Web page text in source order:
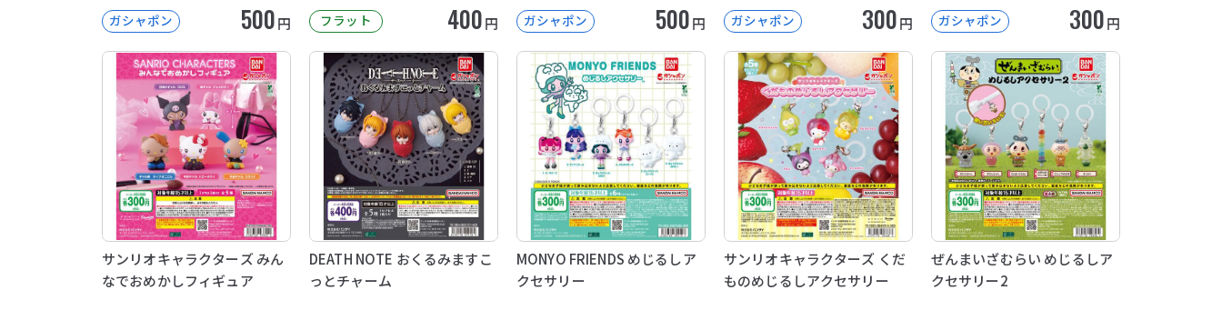
ガシャポン 500円 フラット 400円 ガシャポン 500円 ガシャポン 300円 ガシャポン 300円
サンリオキャラクターズ みん
なでおめかしフィギュア
DEATH NOTE おくるみますこ
っとチャーム
MONYO FRIENDS めじるしア
クセサリー
サンリオキャラクターズ くだ
ものめじるしアクセサリー
ぜんまいざむらい めじるしア
クセサリー2